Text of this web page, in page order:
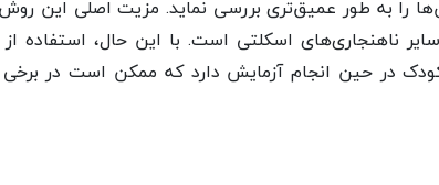
را به طور عمیق‌تری بررسی نماید. مزیت اصلی این
ناهنجاری‌های اسکلتی است. با این حال، استفاده
در حین انجام آزمایش دارد که ممکن است در برخی